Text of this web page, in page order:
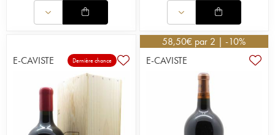
E-CAVISTE Dernière chance
58,50€ par 2 | -10%
E-CAVISTE